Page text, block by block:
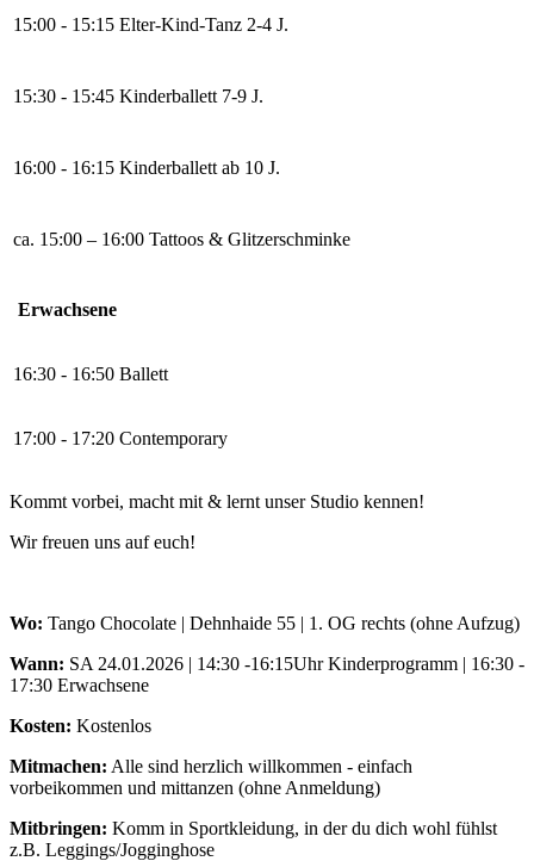
15:00 - 15:15 Elter-Kind-Tanz 2-4 J.
15:30 - 15:45 Kinderballett 7-9 J.
16:00 - 16:15 Kinderballett ab 10 J.
ca. 15:00 – 16:00 Tattoos & Glitzerschminke
Erwachsene
16:30 - 16:50 Ballett
17:00 - 17:20 Contemporary
Kommt vorbei, macht mit & lernt unser Studio kennen!
Wir freuen uns auf euch!
Wo: Tango Chocolate | Dehnhaide 55 | 1. OG rechts (ohne Aufzug)
Wann: SA 24.01.2026 | 14:30 -16:15Uhr Kinderprogramm | 16:30 -
17:30 Erwachsene
Kosten: Kostenlos
Mitmachen: Alle sind herzlich willkommen - einfach
vorbeikommen und mittanzen (ohne Anmeldung)
Mitbringen: Komm in Sportkleidung, in der du dich wohl fühlst
z.B. Leggings/Jogginghose